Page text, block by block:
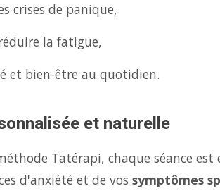
crises de panique,
la fatigue,
et bien-être au quotidien.
et naturelle
Tatérapi, chaque séance
d'anxiété et de vos symptômes